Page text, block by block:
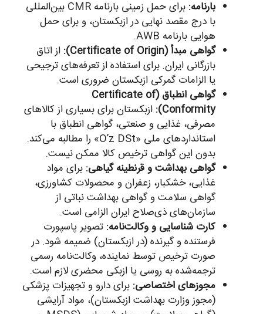
بارنامه:
برای حمل زمینی بارنامه CMR بین‌المللی
با درج مقصد نهایی در ازبکستان، و برای حمل
هوایی بارنامه AWB.
گواهی مبدأ (Certificate of Origin):
از اتاق
بازرگانی ایران. برای استفاده از تعرفه‌های ترجیحی
یا الزامات گمرکی ازبکستان ضروری است.
گواهی انطباق (Certificate of
Conformity):
ازبکستان برای بسیاری از کالاهای
مصرفی، غذایی و صنعتی، گواهی انطباق با
استانداردهای ملی «O’z DSt» را مطالبه می‌کند.
بدون این گواهی ترخیص کالا ممکن نیست.
گواهی بهداشت و قرنطینه گیاهی: برای مواد
غذایی، خشکبار، زعفران و محصولات کشاورزی،
گواهی سلامت و گواهی بهداشت نباتی از
سازمان‌های ذی‌صلاح ایران الزامی است.
کارت شناسایی و وکالت‌نامه: تصویر پاسپورت
فرستنده و گیرنده (در ازبکستان) ضمیمه شود. در
صورت ترخیص توسط نماینده، وکالت‌نامه رسمی
ترجمه‌شده به روسی یا ازبکی محضری لازم است.
مجوزهای اختصاصی: برای دارو و تجهیزات پزشکی
(مجوز وزارت بهداشت ازبکستان)، مواد آرایشی